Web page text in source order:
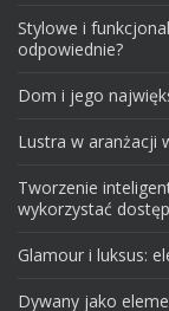
Stylowe i
odpowiednie?
Dom i jego
Lustra w aranżacji
Tworzenie
wykorzystać
Glamour i luksus:
Dywany jako